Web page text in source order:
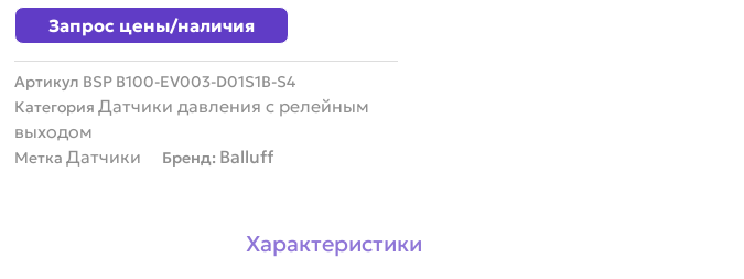
Запрос цены/наличия
Артикул BSP B100-EV003-D01S1B-S4
Категория Датчики давления с релейным
выходом
Метка Датчики Бренд: Balluff
Характеристики